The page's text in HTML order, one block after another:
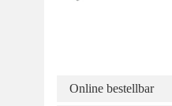
Online bestellbar